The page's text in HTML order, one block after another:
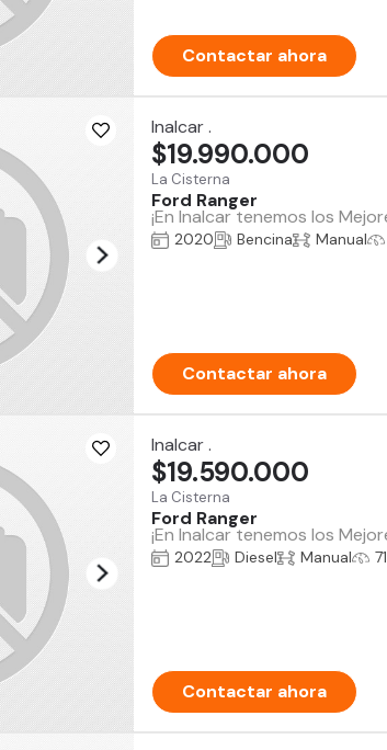
Contactar ahora
Inalcar .
La Cisterna
Ford Ranger
¡En Inalcar tenemos los
$19.990.000
2020 Bencina Manual
Contactar ahora
Inalcar .
La Cisterna
Ford Ranger
¡En Inalcar tenemos los
$19.590.000
2022 Diesel Manual
Contactar ahora